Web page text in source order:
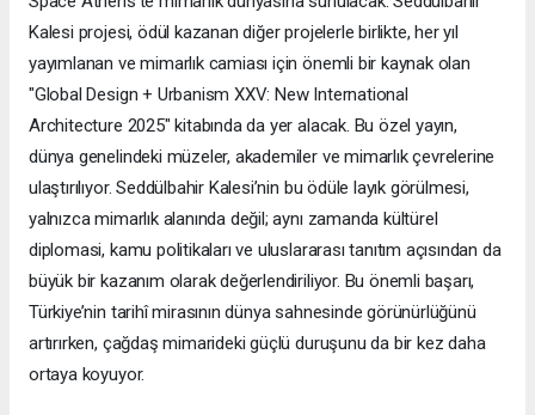
Kalesi projesi, ödül kazanan diğer projelerle birlikte, her yıl
yayımlanan ve mimarlık camiası için önemli bir kaynak olan
"Global Design + Urbanism XXV: New International
Architecture 2025" kitabında da yer alacak. Bu özel yayın,
dünya genelindeki müzeler, akademiler ve mimarlık çevrelerine
ulaştırılıyor. Seddülbahir Kalesi’nin bu ödüle layık görülmesi,
yalnızca mimarlık alanında değil; aynı zamanda kültürel
diplomasi, kamu politikaları ve uluslararası tanıtım açısından da
büyük bir kazanım olarak değerlendiriliyor. Bu önemli başarı,
Türkiye’nin tarihî mirasının dünya sahnesinde görünürlüğünü
artırırken, çağdaş mimarideki güçlü duruşunu da bir kez daha
ortaya koyuyor.